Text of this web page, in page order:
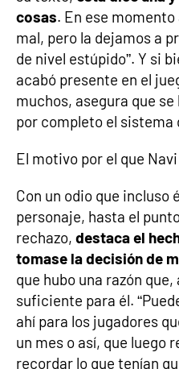
cosas. En ese
mal, pero la dejamos a
de nivel estúpido”. Y si
acabó presente en el
muchos, asegura que
por completo el sistema
El motivo por el que
Con un odio que incluso
personaje, hasta el
rechazo, destaca el
tomase la decisión de
que hubo una razón
suficiente para él.
ahí para los jugadores
un mes o así, que luego
recordar lo que tenían